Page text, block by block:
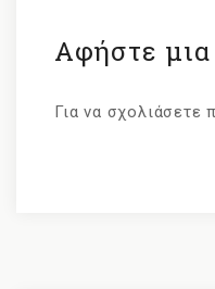
Αφήστε
Για να σχολιάσετε